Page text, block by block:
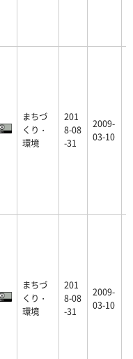
まちづ
くり・
環境
201
8-08
-31
2009-
03-10
まちづ
くり・
環境
201
8-08
-31
2009-
03-10